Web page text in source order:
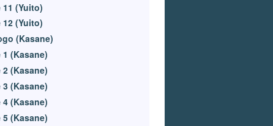
11 (Yuito)
12 (Yuito)
(Kasane)
1 (Kasane)
2 (Kasane)
3 (Kasane)
4 (Kasane)
5 (Kasane)